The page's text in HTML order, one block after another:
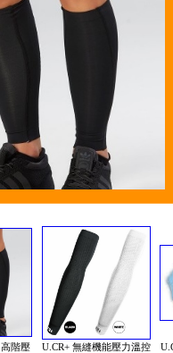
階壓
U.CR+ 無縫機能壓力溫控